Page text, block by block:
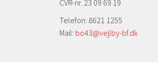
CVR-nr. 23 09 69 19
Telefon: 8621 1255
Mail: bo43@vejlby-bf.dk